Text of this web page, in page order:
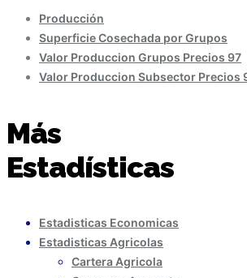
Producción
Superficie Cosechada por Grupos
Valor Produccion Grupos Precios 97
Valor Produccion Subsector Precios
Más
Estadísticas
Estadisticas Economicas
Estadisticas Agricolas
Cartera Agricola